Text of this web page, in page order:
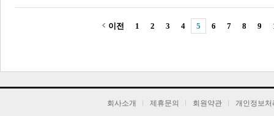
이전 1 2 3 4 5 6 7 8 9
회사소개 제휴문의 회원약관 개인정보처